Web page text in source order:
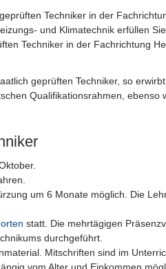
Techniker in der
und Klimatechnik erfüllen
Techniker in der Fachrichtung
geprüften Techniker, so
Qualifikationsrahmen, ebenso
um 6 Monate möglich. Die
statt. Die mehrtägigen
durchgeführt.
Mitschriften sind im